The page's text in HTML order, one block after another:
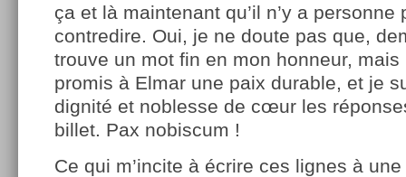
ça et là maintenant qu’il n’y a personne
contredire. Oui, je ne doute pas que,
trouve un mot fin en mon honneur, mais
promis à Elmar une paix durable, et je
dignité et noblesse de cœur les
billet. Pax nobiscum !
Ce qui m’incite à écrire ces lignes à